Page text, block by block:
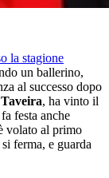
la stagione
un ballerino,
al successo dopo
, ha vinto il
festa anche
volato al primo
ferma, e guarda